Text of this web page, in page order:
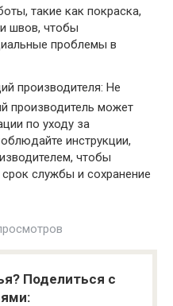
такие как покраска,
швов, чтобы
проблемы в
производителя: Не
производитель может
по уходу за
инструкции,
чтобы
срок службы и сохранение
Поделиться с